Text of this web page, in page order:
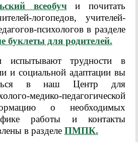
всеобучи почитать
логопедов, учителей-
психологов в разделе
для родителей.
трудности в
и социальной адаптации вы
в наш Центр для
медико-педагогической
о необходимых
работы и контакты
в разделе ПМПК.